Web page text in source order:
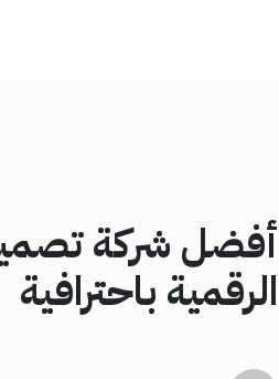
أفضل شركة
الرقمية باحترافية